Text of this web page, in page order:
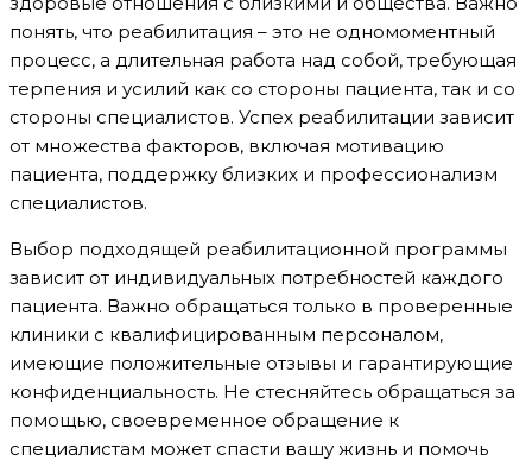
понять, что реабилитация – это не одномоментный
процесс, а длительная работа над собой, требующая
терпения и усилий как со стороны пациента, так и со
стороны специалистов. Успех реабилитации зависит
от множества факторов, включая мотивацию
пациента, поддержку близких и профессионализм
специалистов.
Выбор подходящей реабилитационной программы
зависит от индивидуальных потребностей каждого
пациента. Важно обращаться только в проверенные
клиники с квалифицированным персоналом,
имеющие положительные отзывы и гарантирующие
конфиденциальность. Не стесняйтесь обращаться за
помощью, своевременное обращение к
специалистам может спасти вашу жизнь и помочь